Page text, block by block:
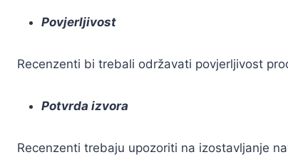
Povjerljivost
Recenzenti bi trebali održavati povjerljivost
Potvrda izvora
Recenzenti trebaju upozoriti na izostavljanje